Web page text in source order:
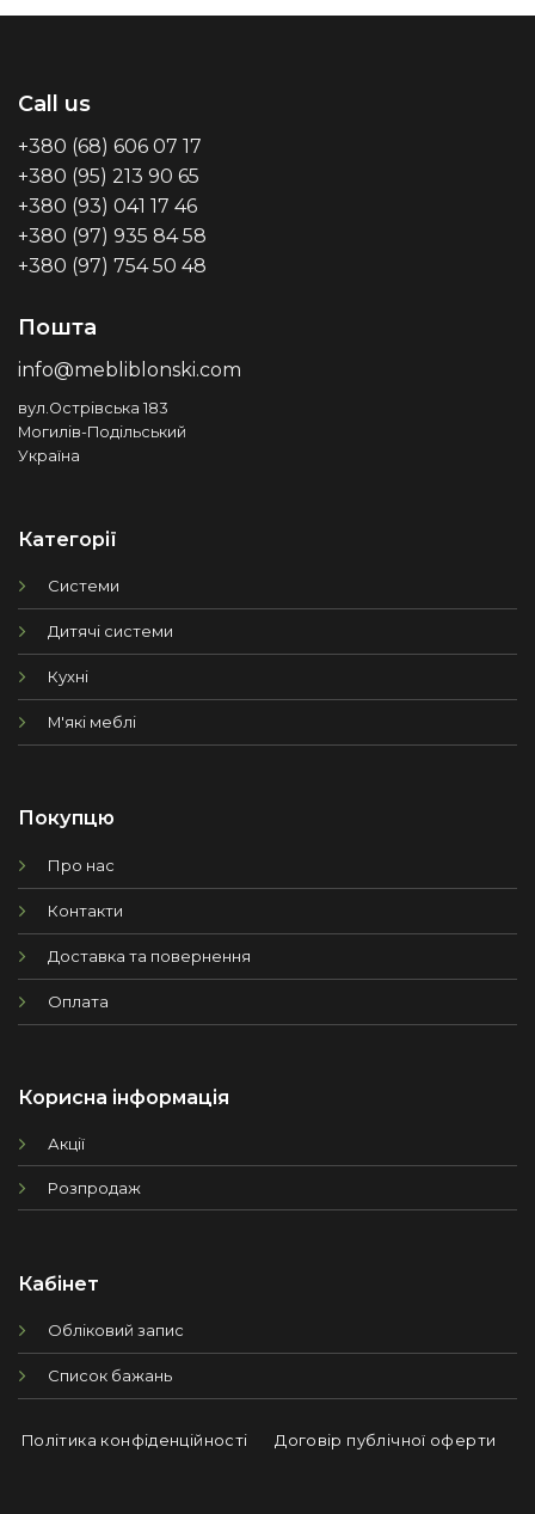
Call us
+380 (68) 606 07 17
+380 (95) 213 90 65
+380 (93) 041 17 46
+380 (97) 935 84 58
+380 (97) 754 50 48
Пошта
info@mebliblonski.com
вул.Острівська 183
Могилів-Подільський
Україна
Категорії
Системи
Дитячі системи
Кухні
М'які меблі
Покупцю
Про нас
Контакти
Доставка та повернення
Оплата
Корисна інформація
Акції
Розпродаж
Кабінет
Обліковий запис
Список бажань
Політика конфіденційності Договір публічної оферти